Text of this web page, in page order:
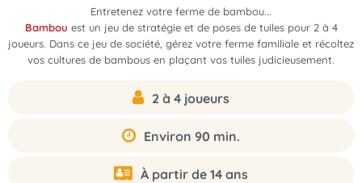
Entretenez votre ferme de bambou...
Bambou est un jeu de stratégie et de poses de tuiles pour 2 à 4
joueurs. Dans ce jeu de société, gérez votre ferme familiale et récoltez
vos cultures de bambous en plaçant vos tuiles judicieusement.
2 à 4 joueurs
Environ 90 min.
À partir de 14 ans